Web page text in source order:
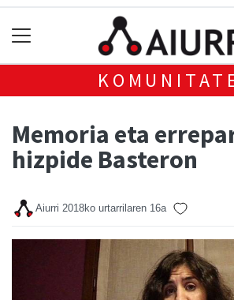
Memoria eta
hizpide Basteron
Aiurri 2018ko urtarrilaren 16a